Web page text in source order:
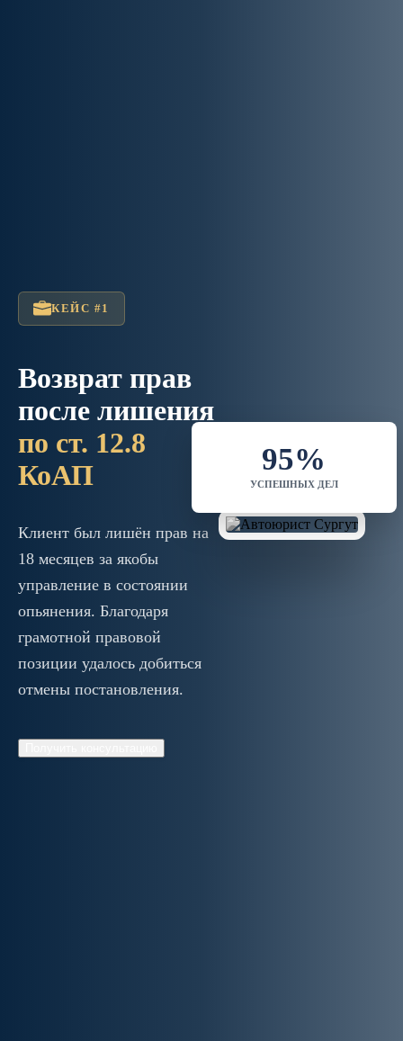
КЕЙС #1
Возврат прав
после лишения
по ст. 12.8
КоАП
Клиент был лишён прав на
18 месяцев за якобы
управление в состоянии
опьянения. Благодаря
грамотной правовой
позиции удалось добиться
отмены постановления.
95%
УСПЕШНЫХ ДЕЛ